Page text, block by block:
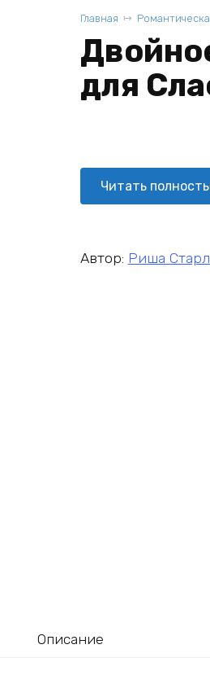
Главная
для
Читать
Автор: Риша
Описание